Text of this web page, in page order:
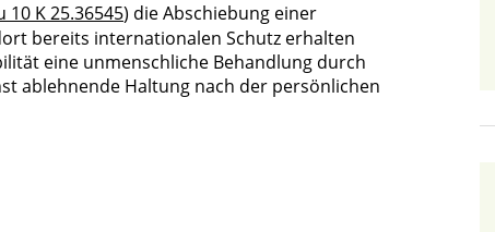
10 K 25.36545) die Abschiebung einer
bereits internationalen Schutz erhalten
eine unmenschliche Behandlung durch
ablehnende Haltung nach der persönlichen